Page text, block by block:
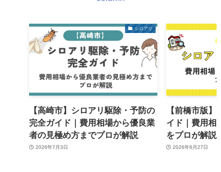
シロアリ
【高崎市】シロアリ駆除・予防の
完全ガイド｜費用相場から優良業
者の見極め方までプロが解説
2026年7月3日
【前橋市版
イド｜費用相
をプロが解説
2026年6月27日